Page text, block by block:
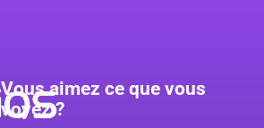
Vous aimez ce que vous
voyez ?